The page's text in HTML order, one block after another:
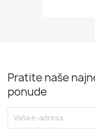
Pratite naše
ponude